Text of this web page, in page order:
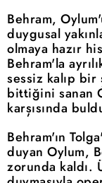
Behram,
duygusal
olmaya hazır
Behram'la
sessiz kalıp
bittiğini sanan
karşısında
Behram'ın
duyan Oylum,
zorunda kaldı.